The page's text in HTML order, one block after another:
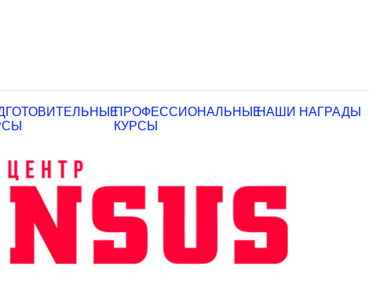
ПРОФЕССИОНАЛЬНЫЕ
КУРСЫ
НАШИ НАГРАДЫ